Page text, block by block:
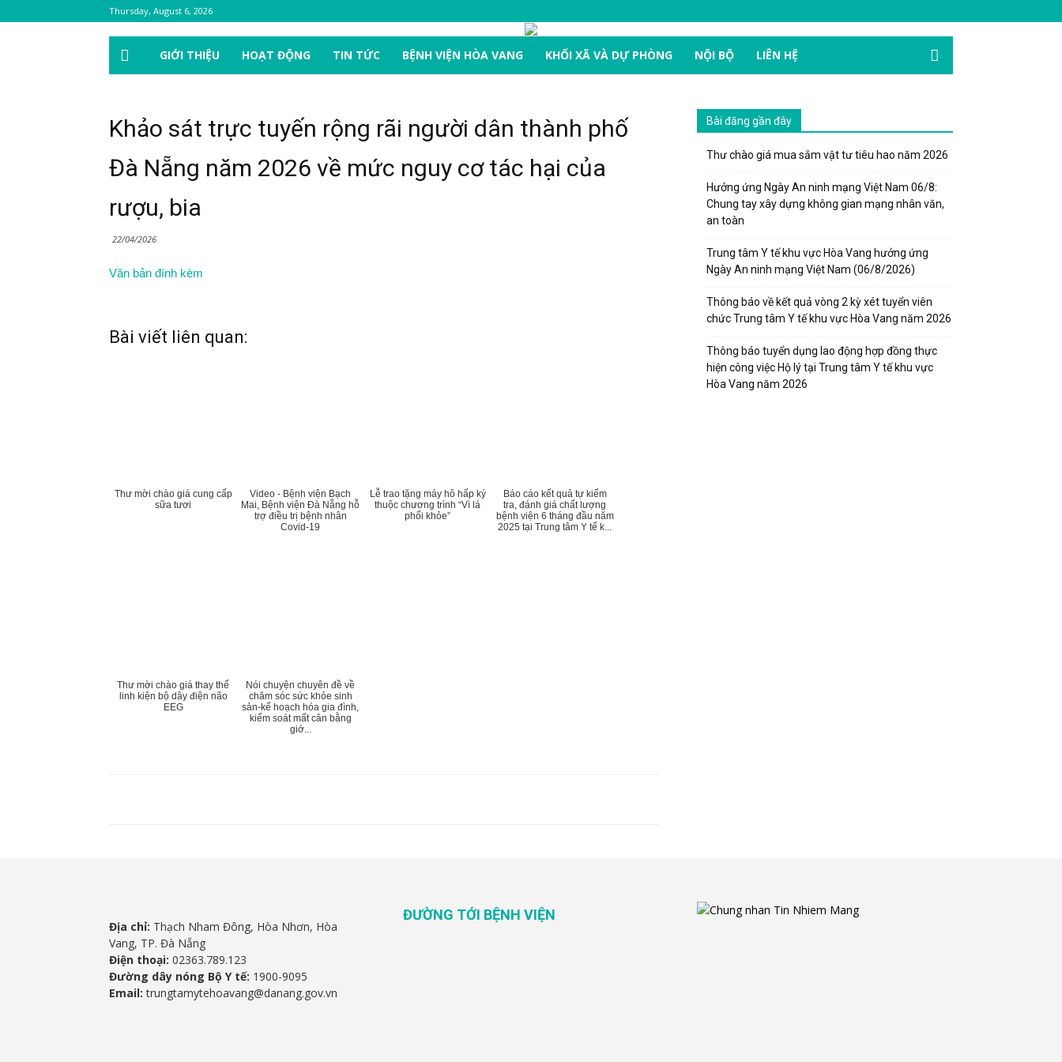
Thursday, August 6, 2026
GIỚI THIỆU HOẠT ĐỘNG TIN TỨC BỆNH VIỆN HÒA VANG KHỐI XÃ VÀ DỰ PHÒNG NỘI BỘ LIÊN HỆ
Khảo sát trực tuyến rộng rãi người dân thành phố
Đà Nẵng năm 2026 về mức nguy cơ tác hại của
rượu, bia
22/04/2026
Văn bản đính kèm
Bài viết liên quan:
Thư mời chào giá cung cấp
sữa tươi
Video - Bệnh viện Bạch
Mai, Bệnh viện Đà Nẵng hỗ
trợ điều trị bệnh nhân
Covid-19
Lễ trao tặng máy hô hấp ký
thuộc chương trình “Vì lá
phổi khỏe”
Báo cáo kết quả tự kiểm
tra, đánh giá chất lượng
bệnh viện 6 tháng đầu năm
2025 tại Trung tâm Y tế k...
Thư mời chào giá thay thế
linh kiện bộ dây điện não
EEG
Nói chuyện chuyên đề về
chăm sóc sức khỏe sinh
sản-kế hoạch hóa gia đình,
kiểm soát mất cân bằng
giớ...
Bài đăng gần đây
Thư chào giá mua sắm vật tư tiêu hao năm 2026
Hưởng ứng Ngày An ninh mạng Việt Nam 06/8:
Chung tay xây dựng không gian mạng nhân văn,
an toàn
Trung tâm Y tế khu vực Hòa Vang hưởng ứng
Ngày An ninh mạng Việt Nam (06/8/2026)
Thông báo về kết quả vòng 2 kỳ xét tuyển viên
chức Trung tâm Y tế khu vực Hòa Vang năm 2026
Thông báo tuyển dụng lao động hợp đồng thực
hiện công việc Hộ lý tại Trung tâm Y tế khu vực
Hòa Vang năm 2026
Địa chỉ: Thạch Nham Đông, Hòa Nhơn, Hòa
Vang, TP. Đà Nẵng
Điện thoại: 02363.789.123
Đường dây nóng Bộ Y tế: 1900-9095
Email: trungtamytehoavang@danang.gov.vn
ĐƯỜNG TỚI BỆNH VIỆN